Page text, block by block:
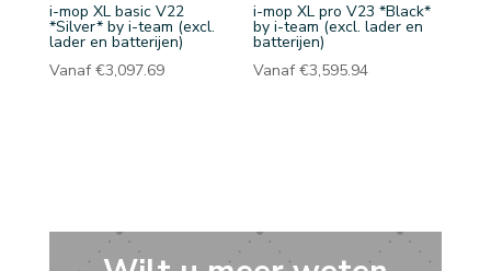
i-mop XL basic V22
*Silver* by i-team (excl.
lader en batterijen)
Vanaf€3,097.69
i-mop XL pro V23 *Black*
by i-team (excl. lader en
batterijen)
Vanaf€3,595.94